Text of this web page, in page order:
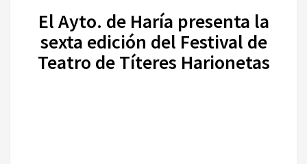
El Ayto. de Haría presenta la
sexta edición del Festival de
Teatro de Títeres Harionetas